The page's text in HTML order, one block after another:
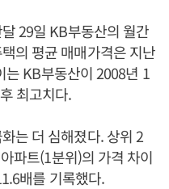
29일 KB부동산의 월간
의 평균 매매가격은 지난
는 KB부동산이 2008년 1
최고치다.
는 더 심해졌다. 상위 2
파트(1분위)의 가격 차이
배를 기록했다.